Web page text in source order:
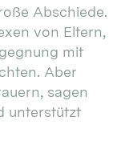
Abschiede.
von Eltern,
mit
Aber
sagen
unterstützt